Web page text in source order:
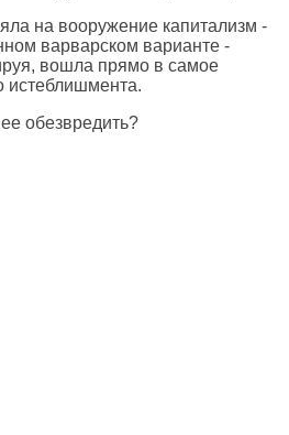
на вооружение капитализм -
варварском варианте -
вошла прямо в самое
истеблишмента.
обезвредить?